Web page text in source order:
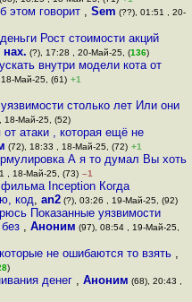
этом говорит ,Sem (??), 01:51 , 20-
Рост стоимости акций
нах. (?), 17:28 , 20-Май-25, (136)
внутри модели кота от
Май-25, (61) +1
столько лет Или они
18-Май-25, (52)
атаки , которая ещё не
(72), 18:33 , 18-Май-25, (72) +1
А я то думал Вы хоть
, 18-Май-25, (73) –1
Inception Когда
код,an2 (?), 03:26 , 19-Май-25, (92)
Показанные уязвимости
, Аноним (97), 08:54 , 19-Май-25,
не ошибаются то взять ,
)
денег , Аноним (68), 20:43 ,